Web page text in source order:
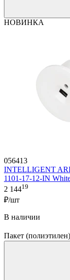
НОВИНКА
056413
INTELLIGENT
1101-17-12-IN
2 14419
₽/шт
В наличии
Пакет